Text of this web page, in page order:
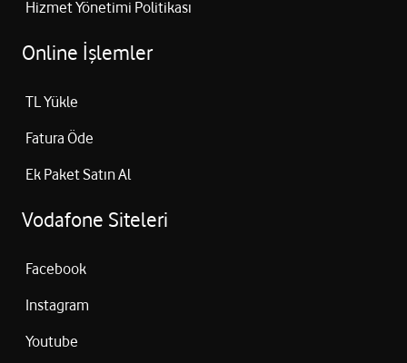
Güney Kıbrıs’ta kullanmak için internet paketi alabilir miyim?
Faturalı hat abonelerimiz Güney Kıbrıs’a internet kullanımı için
haftalık 500 MB internet paketinden yararlanabilirler. Haftalık 500 MB
Hizmet Yönetimi Politikası
Online İşlemler
TL Yükle
Fatura Öde
Ek Paket Satın Al
Vodafone Siteleri
Facebook
Instagram
Youtube